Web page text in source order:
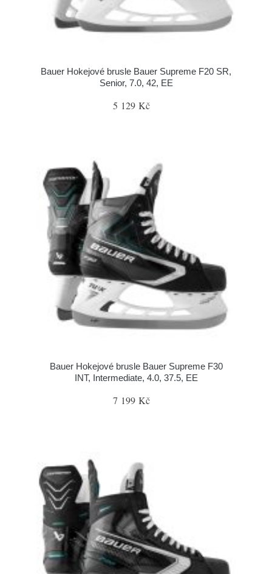
Bauer Hokejové brusle Bauer Supreme F20 SR,
Senior, 7.0, 42, EE
5 129 Kč
Bauer Hokejové brusle Bauer Supreme F30
INT, Intermediate, 4.0, 37.5, EE
7 199 Kč